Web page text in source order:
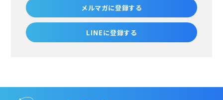
メルマガに登録する
LINEに登録する